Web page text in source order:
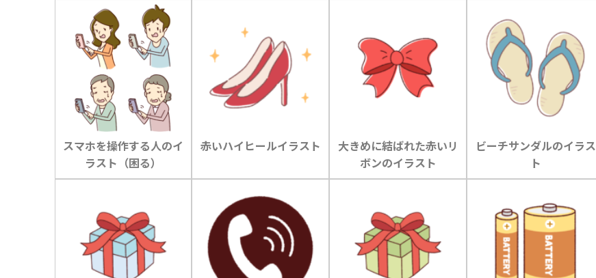
スマホを操作する人のイ
ラスト（困る）
赤いハイヒールイラスト
大きめに結ばれた赤いリ
ボンのイラスト
ビーチサンダルのイラス
ト